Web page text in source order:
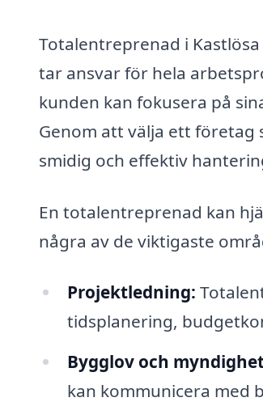
Totalentreprenad i
tar ansvar för hela
kunden kan fokusera på
Genom att välja ett företag
smidig och effektiv
En totalentreprenad kan
några av de viktigaste
Projektledning:
tidsplanering,
Bygglov och
kan kommunicera med